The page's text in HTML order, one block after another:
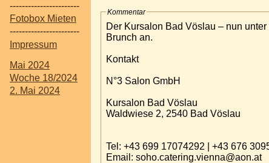
-----------------------
Fotobox Mieten
-----------------------
Impressum
Mai 2024
Woche 18/2024
2. Mai 2024
Kommentar
Der Kursalon Bad Vöslau – nun
Brunch an.
Kontakt
N°3 Salon GmbH
Kursalon Bad Vöslau
Waldwiese 2, 2540 Bad Vöslau
Tel: +43 699 17074292 | +43
Email: soho.catering.vienna@aon.at